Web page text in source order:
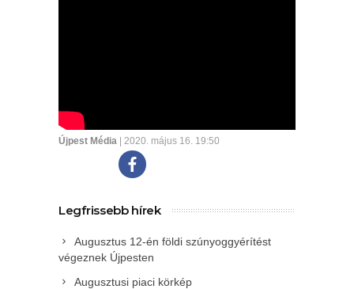
Újpest Média | 2020. május 16. 19:50
Legfrissebb hírek
Augusztus 12-én földi szúnyoggyérítést
végeznek Újpesten
Augusztusi piaci körkép